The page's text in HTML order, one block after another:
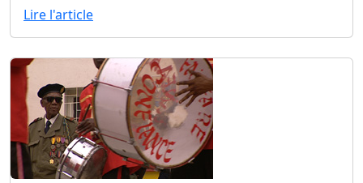
Lire l'article